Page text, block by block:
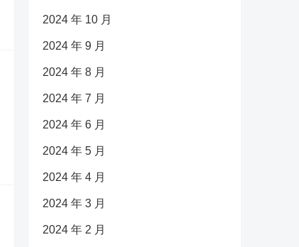
2024 年 10 月
2024 年 9 月
2024 年 8 月
2024 年 7 月
2024 年 6 月
2024 年 5 月
2024 年 4 月
2024 年 3 月
2024 年 2 月